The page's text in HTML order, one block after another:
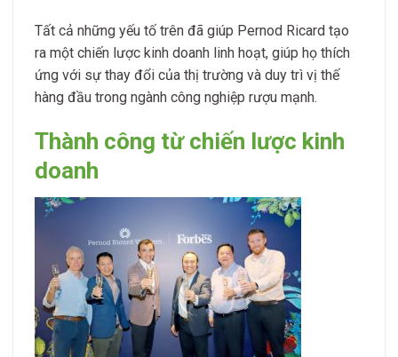
Tất cả những yếu tố trên đã giúp Pernod Ricard tạo
ra một chiến lược kinh doanh linh hoạt, giúp họ thích
ứng với sự thay đổi của thị trường và duy trì vị thế
hàng đầu trong ngành công nghiệp rượu mạnh.
Thành công từ chiến lược kinh
doanh